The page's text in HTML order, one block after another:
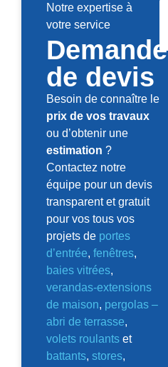
Notre expertise à
votre service
Demande
de devis
Besoin de connaître le
prix de vos travaux
ou d’obtenir une
estimation ?
Contactez notre
équipe pour un devis
transparent et gratuit
pour vos tous vos
projets de portes
d’entrée, fenêtres,
baies vitrées,
verandas-extensions
de maison, pergolas –
abri de terrasse,
volets roulants et
battants, stores,